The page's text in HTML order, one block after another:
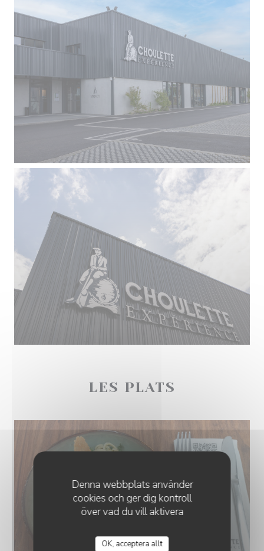
Denna webbplats använder
cookies och ger dig kontroll
över vad du vill aktivera
OK, acceptera allt
LES PLATS